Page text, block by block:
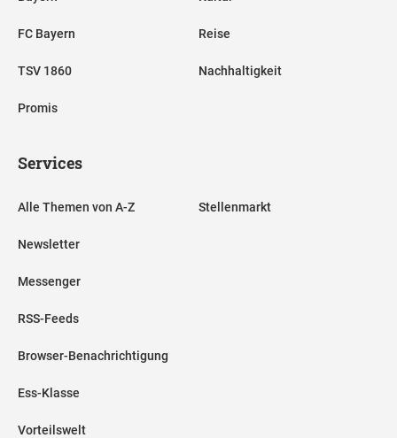
FC Bayern
TSV 1860
Promis
Reise
Nachhaltigkeit
Services
Alle Themen von A-Z
Newsletter
Messenger
RSS-Feeds
Browser-Benachrichtigung
Ess-Klasse
Vorteilswelt
Stellenmarkt